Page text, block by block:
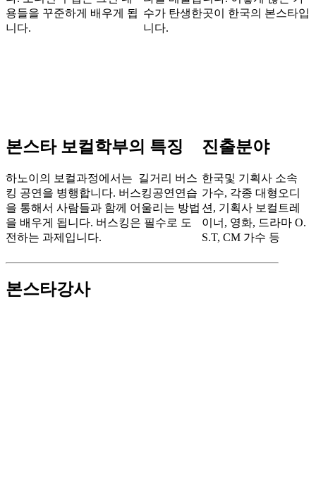
용들을 꾸준하게 배우게 됩
니다.
수가 탄생한곳이 한국의 본스타입
니다.
본스타 보컬학부의 특징
하노이의 보컬과정에서는 길거리 버스
킹 공연을 병행합니다. 버스킹공연연습
을 통해서 사람들과 함께 어울리는 방법
을 배우게 됩니다. 버스킹은 필수로 도
전하는 과제입니다.
진출분야
한국및 기획사 소속
가수, 각종 대형오디
션, 기획사 보컬트레
이너, 영화, 드라마 O.
S.T, CM 가수 등
본스타강사